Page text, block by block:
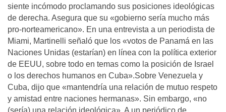
siente incómodo proclamando sus posiciones ideológicas
de derecha. Asegura que su «gobierno serí­a mucho más
pro-norteamericano». En una entrevista a un periodista de
Miami, Martinelli señaló que los «votos de Panamá en las
Naciones Unidas (estarí­an) en lí­nea con la polí­tica exterior
de EEUU, sobre todo en temas como la posición de Israel
o los derechos humanos en Cuba».Sobre Venezuela y
Cuba, dijo que «mantendrí­a una relación de mutuo respeto
y amistad entre naciones hermanas». Sin embargo, «no